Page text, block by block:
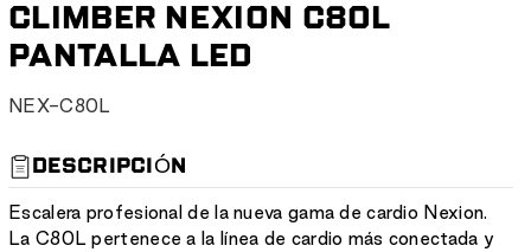
CLIMBER NEXION C80L
PANTALLA LED
S
U
:
NEX-C80L
DESCRIPCIÓN
Escalera profesional de la nueva gama de cardio Nexion.
La C80L pertenece a la línea de cardio más conectada y